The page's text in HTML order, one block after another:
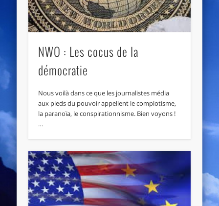
NWO : Les cocus de la
démocratie
Nous voilà dans ce que les journalistes média
aux pieds du pouvoir appellent le complotisme,
la paranoïa, le conspirationnisme. Bien voyons !
…